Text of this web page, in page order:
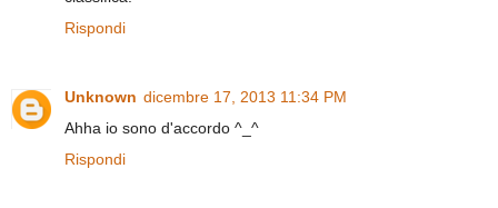
Rispondi
Unknown dicembre 17, 2013 11:34 PM
Ahha io sono d'accordo ^_^
Rispondi